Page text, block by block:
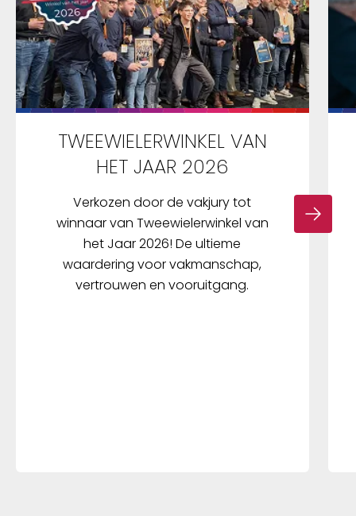
TWEEWIELERWINKEL VAN
HET JAAR 2026
Verkozen door de vakjury tot
winnaar van Tweewielerwinkel van
het Jaar 2026! De ultieme
waardering voor vakmanschap,
vertrouwen en vooruitgang.